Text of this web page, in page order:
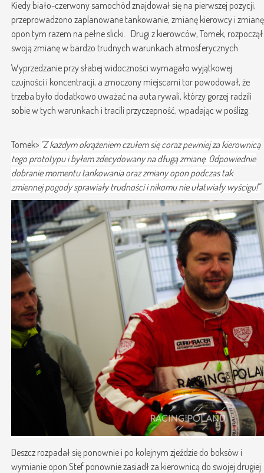
Kiedy biało-czerwony samochód znajdował się na pierwszej pozycji,
przeprowadzono zaplanowane tankowanie, zmianę kierowcy i zmianę
opon tym razem na pełne slicki. Drugi z kierowców, Tomek, rozpoczął
swoją zmianę w bardzo trudnych warunkach atmosferycznych.
Wyprzedzanie przy słabej widoczności wymagało wyjątkowej
czujności i koncentracji, a zmoczony miejscami tor powodował, że
trzeba było dodatkowo uważać na auta rywali, którzy gorzej radzili
sobie w tych warunkach i tracili przyczepność, wpadając w poślizg.
Tomek> "Z każdym okrążeniem czułem się coraz pewniej za kierownicą
tego prototypu i byłem zdecydowany na długą zmianę. Odpowiednie
dobranie momentu tankowania oraz zmiany opon podczas tak
zmiennej pogody sprawiały trudności i nikomu nie ułatwiały wyścigu!"
Deszcz rozpadał się ponownie i po kolejnym zjeździe do boksów i
wymianie opon Stef ponownie zasiadł za kierownicą do swojej drugiej